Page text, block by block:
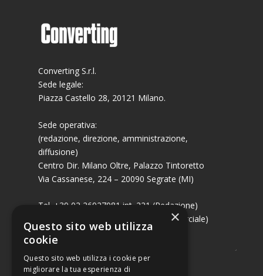
Converting S.r.l.
Sede legale:
Piazza Castello 28, 20121 Milano.
Sede operativa:
(redazione, direzione, amministrazione,
diffusione)
Centro Dir. Milano Oltre, Palazzo Tintoretto
Via Cassanese, 224 – 20090 Segrate (MI)
Tel. +39 02 26927081 int. 221 (Redazione)
Tel. +39 02 26927081 int. 224 (Commerciale)
Fax +39 02 26951006
×
Questo sito web utilizza
cookie
Questo sito web utilizza i cookie per
migliorare la tua esperienza di